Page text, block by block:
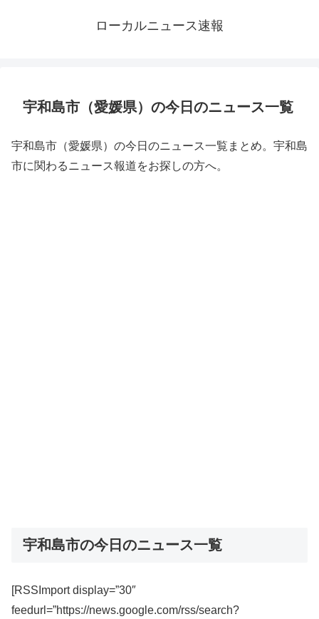
ローカルニュース速報
宇和島市（愛媛県）の今日のニュース一覧
宇和島市（愛媛県）の今日のニュース一覧まとめ。宇和島
市に関わるニュース報道をお探しの方へ。
宇和島市の今日のニュース一覧
[RSSImport display=”30″
feedurl=”https://news.google.com/rss/search?